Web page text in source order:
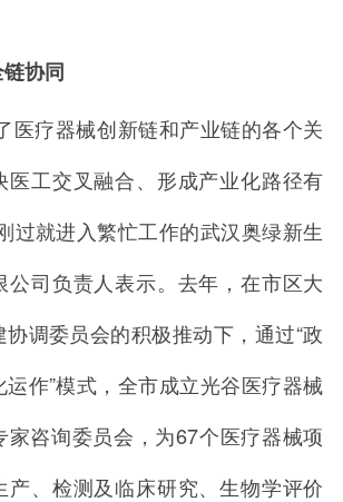
协同
医疗器械创新链和产业链的各个关
医工交叉融合、形成产业化路径有
过就进入繁忙工作的武汉奥绿新生
公司负责人表示。去年，在市区大
调委员会的积极推动下，通过“政
作”模式，全市成立光谷医疗器械
家咨询委员会，为67个医疗器械项
产、检测及临床研究、生物学评价